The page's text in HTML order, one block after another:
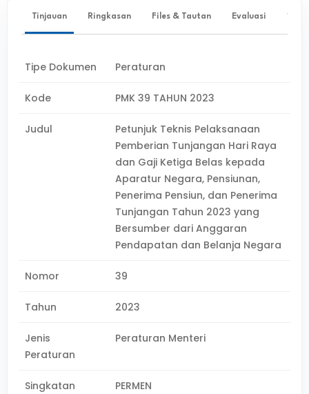
Tinjauan Ringkasan Files & Tautan Evaluasi ✨
Tipe Dokumen Peraturan
Kode PMK 39 TAHUN 2023
Judul
Petunjuk Teknis Pelaksanaan
Pemberian Tunjangan Hari Raya
dan Gaji Ketiga Belas kepada
Aparatur Negara, Pensiunan,
Penerima Pensiun, dan Penerima
Tunjangan Tahun 2023 yang
Bersumber dari Anggaran
Pendapatan dan Belanja Negara
Nomor 39
Tahun 2023
Jenis
Peraturan
Peraturan Menteri
Singkatan
PERMEN